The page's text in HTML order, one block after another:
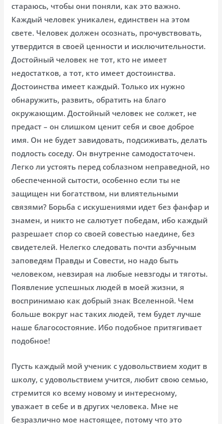
стараюсь, чтобы они поняли, как это важно.
Каждый человек уникален, единствен на этом
свете. Человек должен осознать, прочувствовать,
утвердится в своей ценности и исключительности.
Достойный человек не тот, кто не имеет
недостатков, а тот, кто имеет достоинства.
Достоинства имеет каждый. Только их нужно
обнаружить, развить, обратить на благо
окружающим. Достойный человек не солжет, не
предаст – он слишком ценит себя и свое доброе
имя. Он не будет завидовать, подсиживать, делать
подлость соседу. Он внутренне самодостаточен.
Легко ли устоять перед соблазном неправедной, но
обеспеченной сытости, особенно если ты не
защищен ни богатством, ни влиятельными
связями? Борьба с искушениями идет без фанфар и
знамен, и никто не салютует победам, ибо каждый
разрешает спор со своей совестью наедине, без
свидетелей. Нелегко следовать почти азбучным
заповедям Правды и Совести, но надо быть
человеком, невзирая на любые невзгоды и тяготы.
Появление успешных людей в моей жизни, я
воспринимаю как добрый знак Вселенной. Чем
больше вокруг нас таких людей, тем будет лучше
наше благосостояние. Ибо подобное притягивает
подобное!
Пусть каждый мой ученик с удовольствием ходит в
школу, с удовольствием учится, любит свою семью,
стремится ко всему новому и интересному,
уважает в себе и в других человека. Мне не
безразлично мое настоящее, потому что это